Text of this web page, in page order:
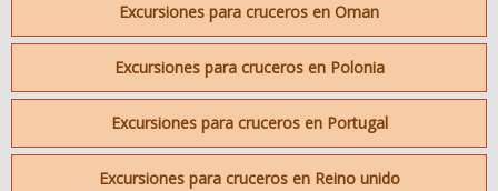
Excursiones para cruceros en Oman
Excursiones para cruceros en Polonia
Excursiones para cruceros en Portugal
Excursiones para cruceros en Reino unido